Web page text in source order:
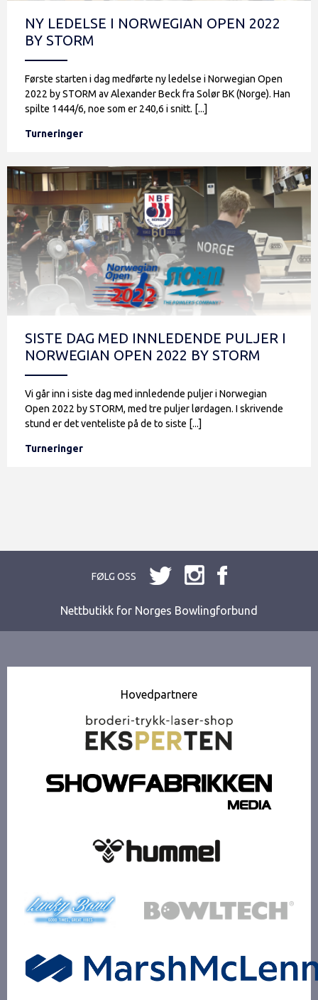
Turneringer
NY LEDELSE I NORWEGIAN OPEN 2022
BY STORM
Første starten i dag medførte ny ledelse i Norwegian Open
2022 by STORM av Alexander Beck fra Solør BK (Norge). Han
spilte 1444/6, noe som er 240,6 i snitt. [...]
Turneringer
SISTE DAG MED INNLEDENDE PULJER I
NORWEGIAN OPEN 2022 BY STORM
Vi går inn i siste dag med innledende puljer i Norwegian
Open 2022 by STORM, med tre puljer lørdagen. I skrivende
stund er det venteliste på de to siste [...]
FØLG OSS
Nettbutikk for Norges Bowlingforbund
Hovedpartnere